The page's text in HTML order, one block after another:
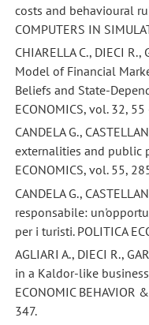
costs and behavioural
COMPUTERS IN
CHIARELLA C., DIECI R.,
Model of Financial
Beliefs and State-
ECONOMICS, vol. 32,
CANDELA G.,
externalities and public
ECONOMICS, vol. 55,
CANDELA G.,
responsabile:
per i turisti. POLITICA
AGLIARI A., DIECI R.,
in a Kaldor-like business
ECONOMIC BEHAVIOR
347.